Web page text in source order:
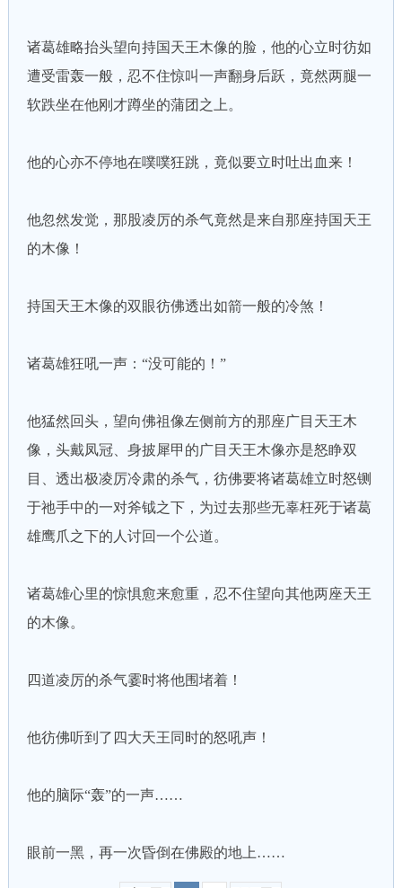
诸葛雄略抬头望向持国天王木像的脸，他的心立时彷如
遭受雷轰一般，忍不住惊叫一声翻身后跃，竟然两腿一
软跌坐在他刚才蹲坐的蒲团之上。
他的心亦不停地在噗噗狂跳，竟似要立时吐出血来！
他忽然发觉，那股凌厉的杀气竟然是来自那座持国天王
的木像！
持国天王木像的双眼彷佛透出如箭一般的冷煞！
诸葛雄狂吼一声：“没可能的！”
他猛然回头，望向佛祖像左侧前方的那座广目天王木
像，头戴凤冠、身披犀甲的广目天王木像亦是怒睁双
目、透出极凌厉冷肃的杀气，彷佛要将诸葛雄立时怒铡
于祂手中的一对斧钺之下，为过去那些无辜枉死于诸葛
雄鹰爪之下的人讨回一个公道。
诸葛雄心里的惊惧愈来愈重，忍不住望向其他两座天王
的木像。
四道凌厉的杀气霎时将他围堵着！
他彷佛听到了四大天王同时的怒吼声！
他的脑际“轰”的一声……
眼前一黑，再一次昏倒在佛殿的地上……